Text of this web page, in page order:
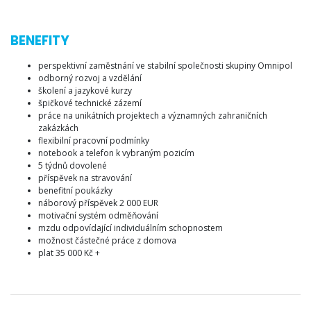
BENEFITY
perspektivní zaměstnání ve stabilní společnosti skupiny Omnipol
odborný rozvoj a vzdělání
školení a jazykové kurzy
špičkové technické zázemí
práce na unikátních projektech a významných zahraničních
zakázkách
flexibilní pracovní podmínky
notebook a telefon k vybraným pozicím
5 týdnů dovolené
příspěvek na stravování
benefitní poukázky
náborový příspěvek 2 000 EUR
motivační systém odměňování
mzdu odpovídající individuálním schopnostem
možnost částečné práce z domova
plat 35 000 Kč +